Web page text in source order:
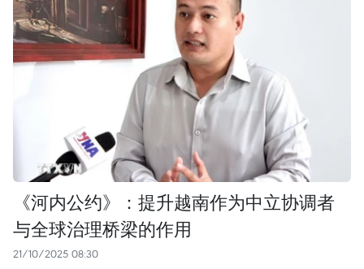
《河内公约》：提升越南作为中立协调者
与全球治理桥梁的作用
21/10/2025 08:30